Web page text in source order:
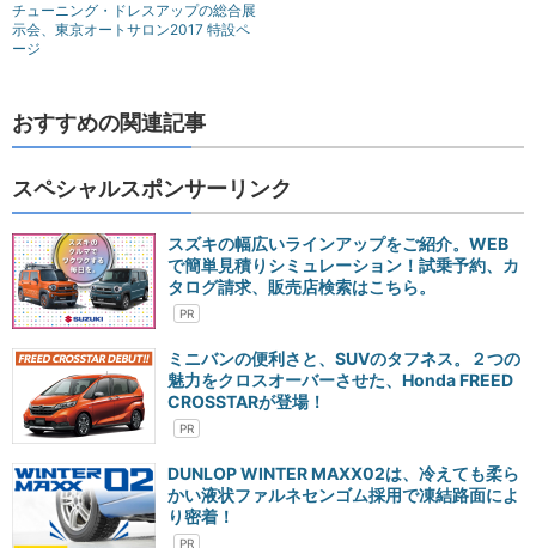
チューニング・ドレスアップの総合展
示会、東京オートサロン2017 特設ペ
ージ
おすすめの関連記事
スペシャルスポンサーリンク
スズキの幅広いラインアップをご紹介。WEB
で簡単見積りシミュレーション！試乗予約、カ
タログ請求、販売店検索はこちら。
ミニバンの便利さと、SUVのタフネス。２つの
魅力をクロスオーバーさせた、Honda FREED
CROSSTARが登場！
DUNLOP WINTER MAXX02は、冷えても柔ら
かい液状ファルネセンゴム採用で凍結路面によ
り密着！